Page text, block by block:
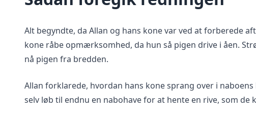
Alt begyndte, da Allan og hans kone var ved at forberede
kone råbe opmærksomhed, da hun så pigen drive i åen.
nå pigen fra bredden.
Allan forklarede, hvordan hans kone sprang over i
selv løb til endnu en nabohave for at hente en rive, som